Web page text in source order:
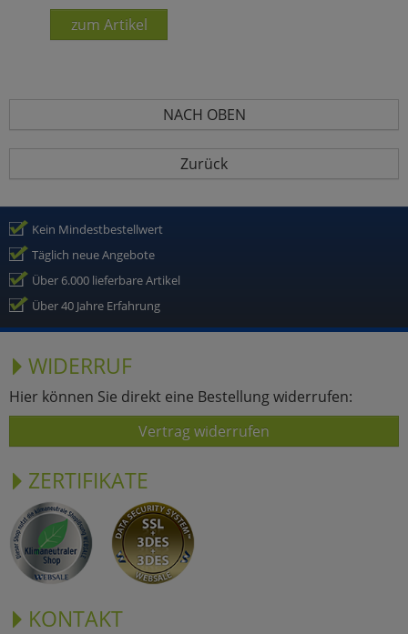
zum Artikel
NACH OBEN
Zurück
Kein Mindestbestellwert
Täglich neue Angebote
Über 6.000 lieferbare Artikel
Über 40 Jahre Erfahrung
WIDERRUF
Hier können Sie direkt eine Bestellung widerrufen:
Vertrag widerrufen
ZERTIFIKATE
KONTAKT